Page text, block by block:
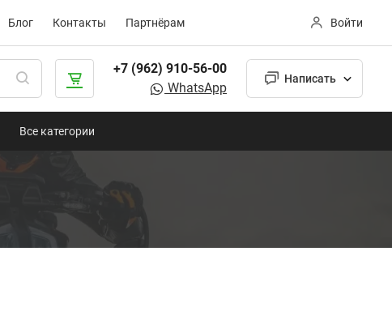
Блог Контакты Партнёрам Войти
+7 (962) 910-56-00
WhatsApp
Написать
Все категории